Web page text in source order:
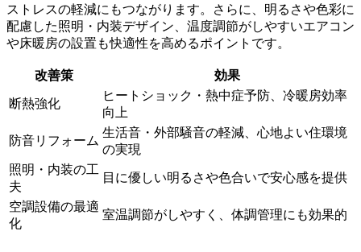
ストレスの軽減にもつながります。さらに、明るさや色彩に
配慮した照明・内装デザイン、温度調節がしやすいエアコン
や床暖房の設置も快適性を高めるポイントです。
改善策 効果
断熱強化
ヒートショック・熱中症予防、冷暖房効率
向上
防音リフォーム
生活音・外部騒音の軽減、心地よい住環境
の実現
照明・内装の工
夫
目に優しい明るさや色合いで安心感を提供
空調設備の最適
化
室温調節がしやすく、体調管理にも効果的